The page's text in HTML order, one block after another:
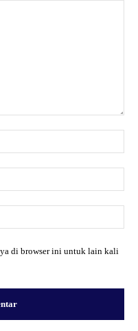
di browser ini untuk lain kali